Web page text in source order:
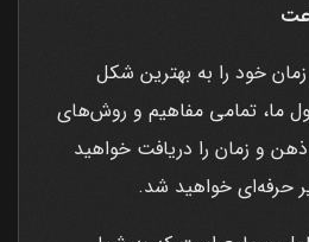
خود را به بهترین شکل
ما، تمامی مفاهیم و روش‌های
ذهن و زمان را دریافت خواهید
حرفه‌ای خواهید شد.